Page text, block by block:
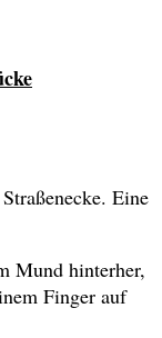
Eine
Mund hinterher,
Finger auf